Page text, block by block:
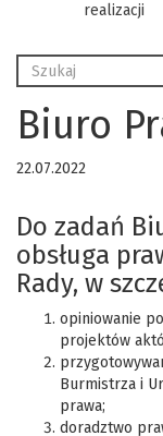
realizacji
Wyszukaj
Biuro
22.07.2022
Do zadań
obsługa
Rady, w
opiniowanie
projektów
Burmistrza i
prawa;
doradztwo